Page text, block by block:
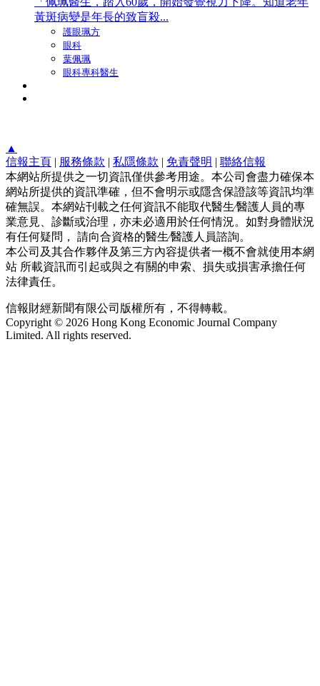
黃斑病變是年長的致盲殺...
護眼珮方
眼科
葉佩珮
眼科專科醫生
▲
信報主頁 | 服務條款 | 私隱條款 | 免責聲明 | 聯絡信報
本網站所提供之一切資訊僅供參考用途。本公司會盡力確保本
網站所提供的資訊準確，但不會明示或隱含保證該等資訊均準
確無誤。本網站刊載之任何資訊不能取代醫生∕醫護人員的專
業意見、診斷或治理，亦未必適用於任何情況。如對身體狀況
有任何疑問， 請向合資格的醫生∕醫護人員諮詢。
本公司及其合作夥伴及第三方內容提供者一概不會就使用本網
站 所載資訊而引起或與之有關的申索、損失或損害承擔任何
法律責任。
信報財經新聞有限公司版權所有，不得轉載。
Copyright © 2026 Hong Kong Economic Journal Company
Limited. All rights reserved.